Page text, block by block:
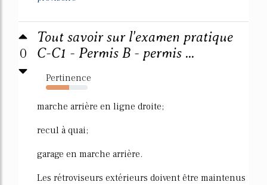
0
Tout savoir sur l'examen pratique
C-C1 - Permis B - permis ...
Pertinence
55%
marche arrière en ligne droite;
recul à quai;
garage en marche arrière.
Les rétroviseurs extérieurs doivent être maintenus